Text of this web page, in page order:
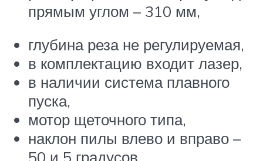
прямым углом – 310 мм,
глубина реза не регулируемая,
в комплектацию входит лазер,
в наличии система плавного
пуска,
мотор щеточного типа,
наклон пилы влево и вправо –
50 и 5 градусов,